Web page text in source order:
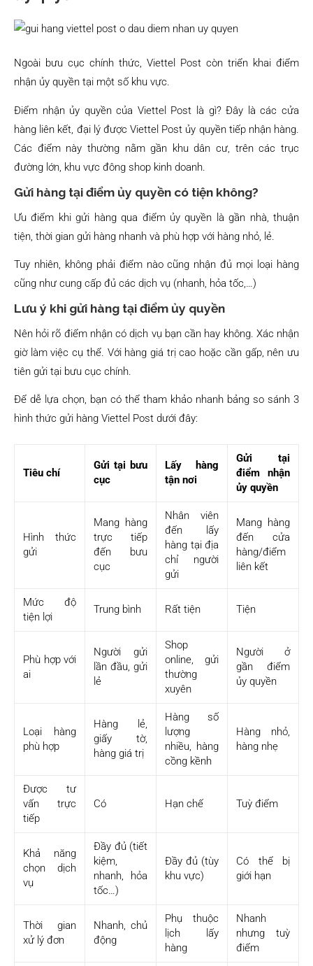
Ngoài bưu cục chính thức, Viettel Post còn triển khai điểm
nhận ủy quyền tại một số khu vực.
Điểm nhận ủy quyền của Viettel Post là gì? Đây là các cửa
hàng liên kết, đại lý được Viettel Post ủy quyền tiếp nhận hàng.
Các điểm này thường nằm gần khu dân cư, trên các trục
đường lớn, khu vực đông shop kinh doanh.
Gửi hàng tại điểm ủy quyền có tiện không?
Ưu điểm khi gửi hàng qua điểm ủy quyền là gần nhà, thuận
tiện, thời gian gửi hàng nhanh và phù hợp với hàng nhỏ, lẻ.
Tuy nhiên, không phải điểm nào cũng nhận đủ mọi loại hàng
cũng như cung cấp đủ các dịch vụ (nhanh, hỏa tốc,…)
Lưu ý khi gửi hàng tại điểm ủy quyền
Nên hỏi rõ điểm nhận có dịch vụ bạn cần hay không. Xác nhận
giờ làm việc cụ thể. Với hàng giá trị cao hoặc cần gấp, nên ưu
tiên gửi tại bưu cục chính.
Để dễ lựa chọn, bạn có thể tham khảo nhanh bảng so sánh 3
hình thức gửi hàng Viettel Post dưới đây:
Tiêu chí
Gửi tại bưu
cục
Lấy hàng
tận nơi
Gửi tại
điểm nhận
ủy quyền
Hình thức
gửi
Mang hàng
trực tiếp
đến bưu
cục
Nhân viên
đến lấy
hàng tại địa
chỉ người
gửi
Mang hàng
đến cửa
hàng/điểm
liên kết
Mức độ
tiện lợi
Trung bình Rất tiện Tiện
Phù hợp với
ai
Người gửi
lần đầu, gửi
lẻ
Shop
online, gửi
thường
xuyên
Người ở
gần điểm
ủy quyền
Loại hàng
phù hợp
Hàng lẻ,
giấy tờ,
hàng giá trị
Hàng số
lượng
nhiều, hàng
cồng kềnh
Hàng nhỏ,
hàng nhẹ
Được tư
vấn trực
tiếp
Có Hạn chế Tuỳ điểm
Khả năng
chọn dịch
vụ
Đầy đủ (tiết
kiệm,
nhanh, hỏa
tốc…)
Đầy đủ (tùy
khu vực)
Có thể bị
giới hạn
Thời gian
xử lý đơn
Nhanh, chủ
động
Phụ thuộc
lịch lấy
hàng
Nhanh
nhưng tuỳ
điểm